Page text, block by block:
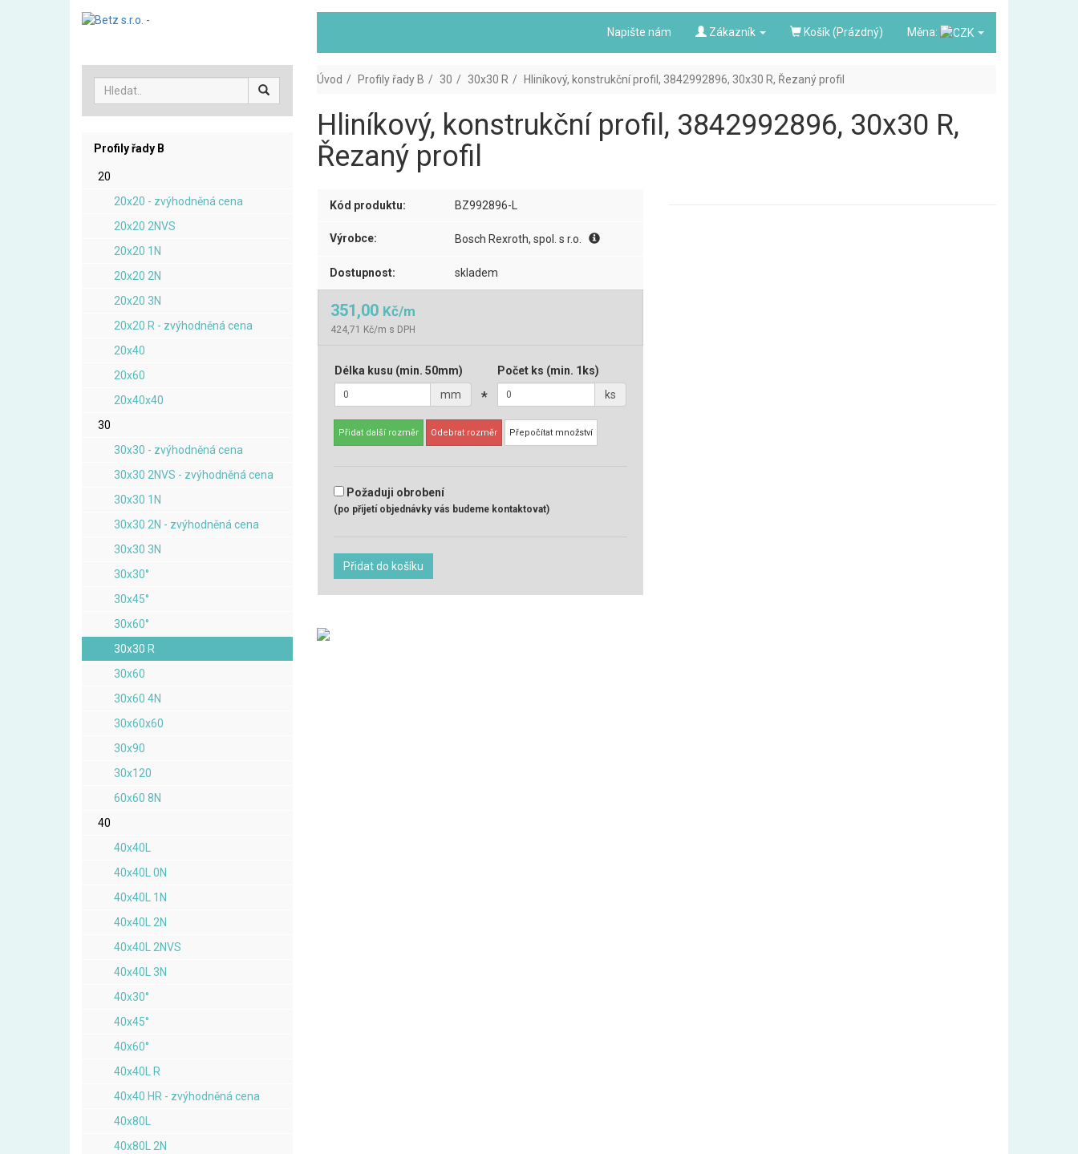
Napište nám Zákazník Košík (Prázdný) Měna:
Profily řady B
20
20x20 - zvýhodněná cena
20x20 2NVS
20x20 1N
20x20 2N
20x20 3N
20x20 R - zvýhodněná cena
20x40
20x60
20x40x40
30
30x30 - zvýhodněná cena
30x30 2NVS - zvýhodněná cena
30x30 1N
30x30 2N - zvýhodněná cena
30x30 3N
30x30°
30x45°
30x60°
30x30 R
30x60
30x60 4N
30x60x60
30x90
30x120
60x60 8N
40
40x40L
40x40L 0N
40x40L 1N
40x40L 2N
40x40L 2NVS
40x40L 3N
40x30°
40x45°
40x60°
40x40L R
40x40 HR - zvýhodněná cena
40x80L
40x80L 2N
Úvod Profily řady B 30 30x30 R Hliníkový, konstrukční profil, 3842992896, 30x30 R, Řezaný profil
Hliníkový, konstrukční profil, 3842992896, 30x30 R,
Řezaný profil
Kód produktu: BZ992896-L
Výrobce: Bosch Rexroth, spol. s r.o.
Dostupnost: skladem
351,00 Kč/m
424,71 Kč/m s DPH
Délka kusu (min. 50mm)
mm
*
Počet ks (min. 1ks)
ks
Přidat další rozměr Odebrat rozměr Přepočítat množství
Požaduji obrobení
(po přijetí objednávky vás budeme kontaktovat)
Přidat do košíku